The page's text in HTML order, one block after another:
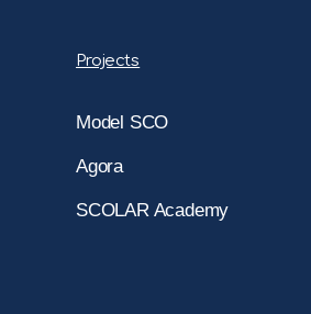
Projects
Model SCO
Agora
SCOLAR Academy